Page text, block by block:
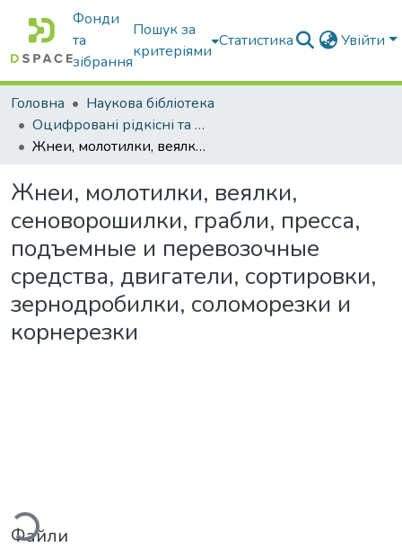
Фонди
та
зібрання
Пошук за
критеріями
Статистика Увійти
Головна
Наукова бібліотека
Оцифровані рідкісні та цінні видання з фонду наукової бібліотеки
Жнеи, молотилки, веялки, сеноворошилки, грабли, пресса, подъемные и перевозочные средства, двигатели, сортировки, зернодробилки, соломорезки и корнерезки
Жнеи, молотилки, веялки,
сеноворошилки, грабли, пресса,
подъемные и перевозочные
средства, двигатели, сортировки,
зернодробилки, соломорезки и
корнерезки
Файли